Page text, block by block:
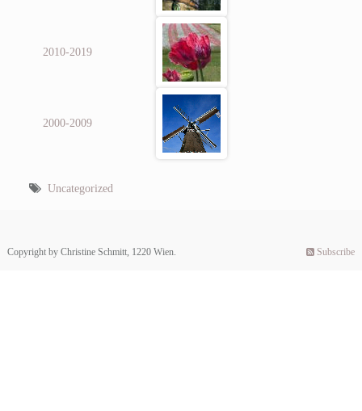
2010-2019
2000-2009
Uncategorized
Copyright by Christine Schmitt, 1220 Wien. Subscribe